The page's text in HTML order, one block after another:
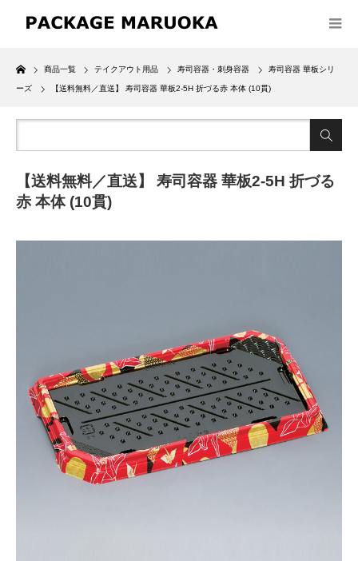
Home
商品一覧 テイクアウト用品 寿司容器・刺身容器 寿司容器 華板シリ
ーズ 【送料無料／直送】 寿司容器 華板2-5H 折づる赤 本体 (10貫)
【送料無料／直送】 寿司容器 華板2-5H 折づる
赤 本体 (10貫)